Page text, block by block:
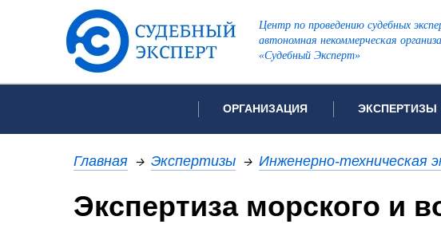
Центр по проведению судебных
автономная некоммерческая
«Судебный Эксперт»
ОРГАНИЗАЦИЯ
Об организации
Рекомендации арбитражных судов
ЭКСПЕРТИЗЫ
Список всех видов
Автороведческая экспертиза
Главная → Экспертизы → Инженерно-техническая
Экспертиза морского и